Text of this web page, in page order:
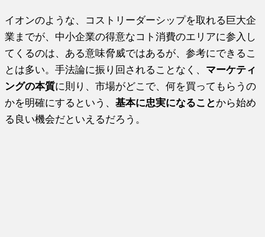
イオンのような、コストリーダーシップを取れる巨大企
業までが、中小企業の得意なコト消費のエリアに参入し
てくるのは、ある意味脅威ではあるが、参考にできるこ
とは多い。手法論に振り回されることなく、 マーケティ
ングの本質に則り、市場がどこで、何を買ってもらうの
かを明確にするという、基本に忠実になることから始め
る良い機会だといえるだろう。